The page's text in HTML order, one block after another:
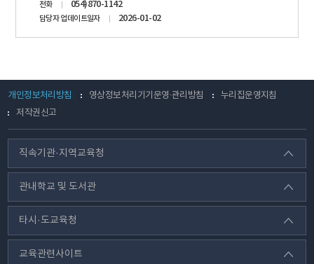
전화 054)870-1142
담당자 업데이트일자 2026-01-02
개인정보처리방침 영상정보처리기기운영·관리방침
누리집운영지침
저작권신고
직속기관·지역교육청
관내학교 및 도서관
타시·도교육청
교육관련사이트